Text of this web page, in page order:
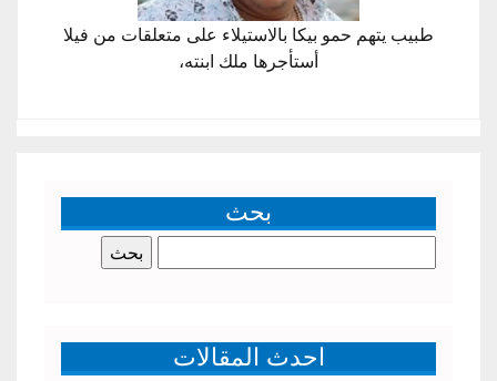
طبيب يتهم حمو بيكا بالاستيلاء على متعلقات من فيلا
أستأجرها ملك ابنته،
بحث
عن:
احدث المقالات